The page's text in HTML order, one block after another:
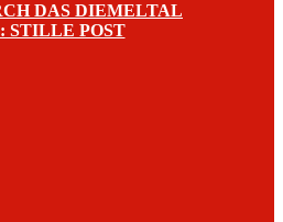
DAS DIEMELTAL
STILLE POST